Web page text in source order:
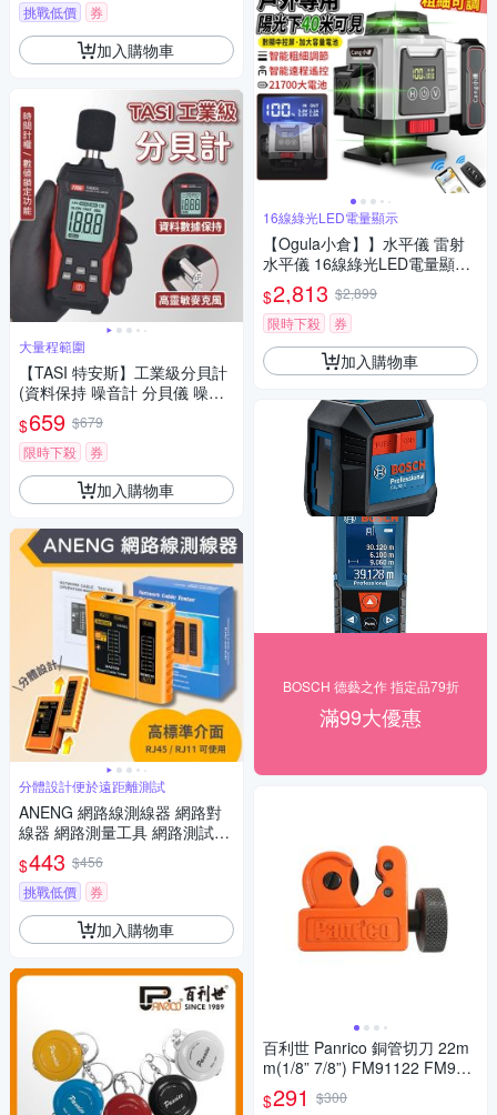
挑戰低價 券
加入購物車
大量程範圍
【TASI 特安斯】工業級分貝計
(資料保持 噪音計 分貝儀 噪音
測量器 分貝測試 音量測試 環境
音量計 工業級)
$659 $679
限時下殺
券
加入購物車
分體設計便於遠距離測試
ANENG 網路線測線器 網路對
線器 網路測量工具 網路測試儀
可調測量
$443 $456
挑戰低價
券
加入購物車
16線綠光LED電量顯示
【Ogula小倉】】水平儀 雷射
水平儀 16線綠光LED電量顯示
自動調平/可打斜線 貼墻貼地儀
高精度強光（保固兩年 售後無
憂）
$2,813 $2,899
限時下殺
券
加入購物車
BOSCH 德藝之作 指定品79折
滿99大優惠
百利世 Panrico 銅管切刀 22m
m(1/8” 7/8”) FM91122 FM911
22
$291 $300